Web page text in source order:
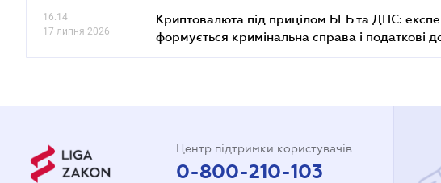
16.14
17 липня 2026
Криптовалюта під прицілом БЕБ та ДПС:
формується кримінальна справа і податкові
Центр підтримки користувачів
0-800-210-103